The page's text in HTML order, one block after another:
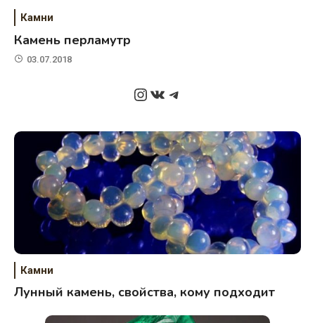
Камни
Камень перламутр
03.07.2018
Instagram
ВКонтакте
Telegram
Камни
Лунный камень, свойства, кому подходит